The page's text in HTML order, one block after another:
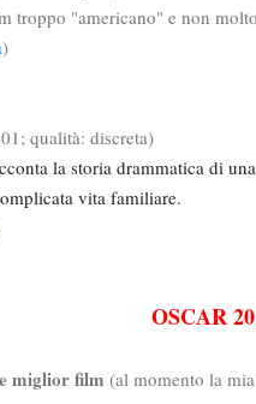
troppo "americano" e non
)
qualità: discreta)
la storia drammatica di
vita familiare.
OSCAR
miglior film (al momento la